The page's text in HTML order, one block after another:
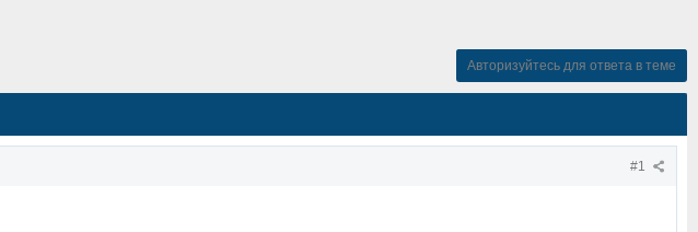
Авторизуйтесь для ответа в теме
#1